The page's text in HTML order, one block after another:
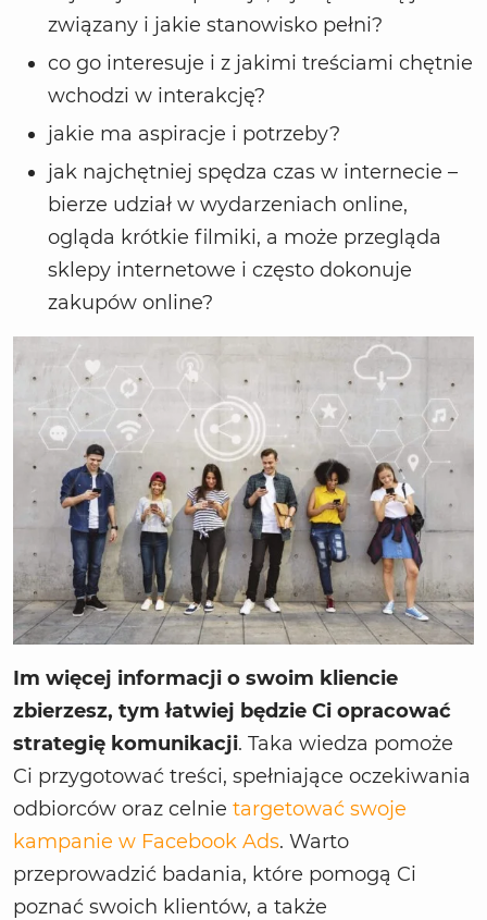
związany i jakie stanowisko pełni?
co go interesuje i z jakimi treściami chętnie
wchodzi w interakcję?
jakie ma aspiracje i potrzeby?
jak najchętniej spędza czas w internecie –
bierze udział w wydarzeniach online,
ogląda krótkie filmiki, a może przegląda
sklepy internetowe i często dokonuje
zakupów online?
Im więcej informacji o swoim kliencie
zbierzesz, tym łatwiej będzie Ci opracować
strategię komunikacji. Taka wiedza pomoże
Ci przygotować treści, spełniające oczekiwania
odbiorców oraz celnie targetować swoje
kampanie w Facebook Ads. Warto
przeprowadzić badania, które pomogą Ci
poznać swoich klientów, a także